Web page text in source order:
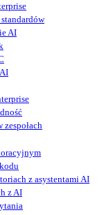
AI
z asystentami AI
z AI